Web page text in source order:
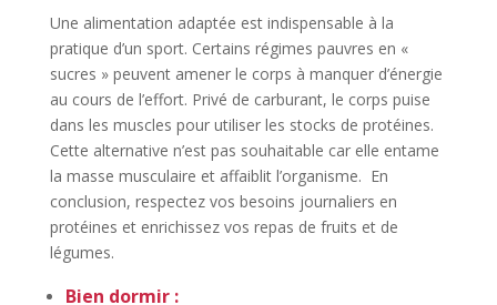
Une alimentation adaptée est indispensable à la
pratique d’un sport. Certains régimes pauvres en «
sucres » peuvent amener le corps à manquer d’énergie
au cours de l’effort. Privé de carburant, le corps puise
dans les muscles pour utiliser les stocks de protéines.
Cette alternative n’est pas souhaitable car elle entame
la masse musculaire et affaiblit l’organisme. En
conclusion, respectez vos besoins journaliers en
protéines et enrichissez vos repas de fruits et de
légumes.
Bien dormir :